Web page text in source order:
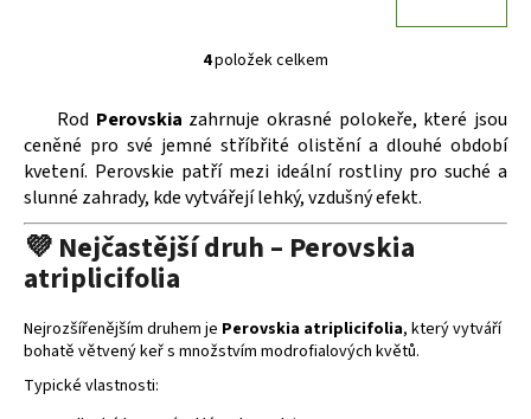
O
l
á
d
a
c
v
k
4položek celkem
Rod Perovskia zahrnuje okrasné polokeře, které jsou
ceněné pro své jemné stříbřité olistění a dlouhé období
kvetení. Perovskie patří mezi ideální rostliny pro suché a
slunné zahrady, kde vytvářejí lehký, vzdušný efekt.
💜 Nejčastější druh – Perovskia
atriplicifolia
Nejrozšířenějším druhem je Perovskia atriplicifolia, který vytváří
bohatě větvený keř s množstvím modrofialových květů.
Typické vlastnosti: